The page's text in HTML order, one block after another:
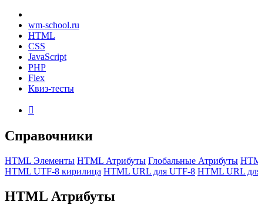
wm-school.ru
HTML
CSS
JavaScript
PHP
Flex
Квиз-тесты

Справочники
HTML Элементы HTML Атрибуты Глобальные Атрибуты
HTML UTF-8 кирилица HTML URL для UTF-8 HTML URL
HTML Атрибуты